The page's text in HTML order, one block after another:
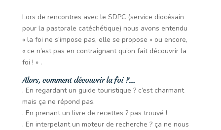
Lors de rencontres avec le SDPC (service diocésain
pour la pastorale catéchétique) nous avons entendu
« la foi ne s’impose pas, elle se propose » ou encore,
« ce n’est pas en contraignant qu’on fait découvrir la
foi ! » .
Alors, comment découvrir la foi ?…
. En regardant un guide touristique ? c’est charmant
mais ça ne répond pas.
. En prenant un livre de recettes ? pas trouvé !
. En interpelant un moteur de recherche ? ça ne nous